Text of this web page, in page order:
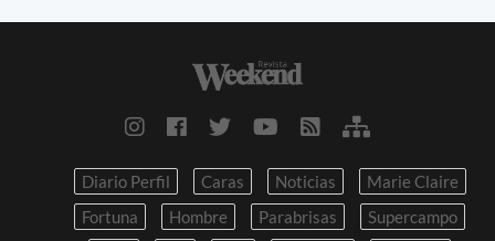
Diario Perfil Caras Noticias
Marie Claire
Fortuna
Hombre Parabrisas
Supercampo